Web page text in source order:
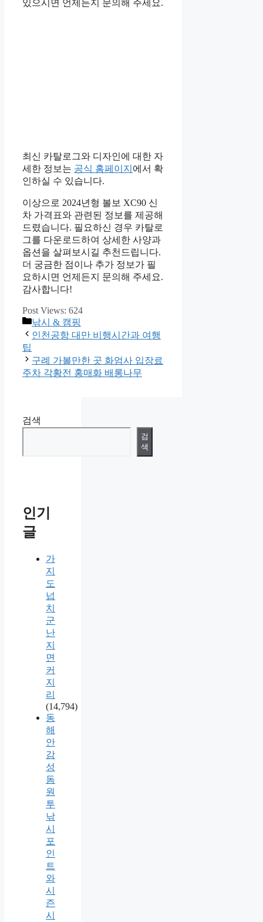
있으시면 언제든지 문의해 주세요.
최신 카탈로그와 디자인에 대한 자
세한 정보는 공식 홈페이지 에서 확
인하실 수 있습니다.
이상으로 2024년형 볼보 XC90 신
차 가격표와 관련된 정보를 제공해
드렸습니다. 필요하신 경우 카탈로
그를 다운로드하여 상세한 사양과
옵션을 살펴보시길 추천드립니다.
더 궁금한 점이나 추가 정보가 필
요하시면 언제든지 문의해 주세요.
감사합니다!
Post Views: 624
카
테
리
낚시 & 캠핑
인천공항 대만 비행시간과 여행
팁
구례 가볼만한 곳 화엄사 입장료
주차 각황전 홍매화 배롱나무
검색
검
색
인기
글
가
지
도
넙
치
군
난
지
면
커
지
리
(14,794)
동
해
안
감
성
돔
원
투
낚
시
포
인
트
와
시
즌
시